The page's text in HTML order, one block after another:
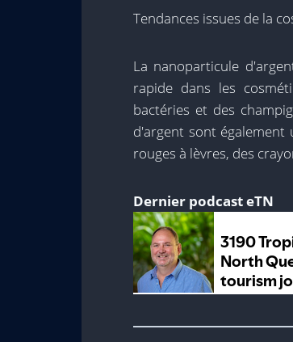
Tendances issues de la
La nanoparticule
rapide dans les
bactéries et des
d'argent sont également
rouges à lèvres, des
Dernier podcast eTN